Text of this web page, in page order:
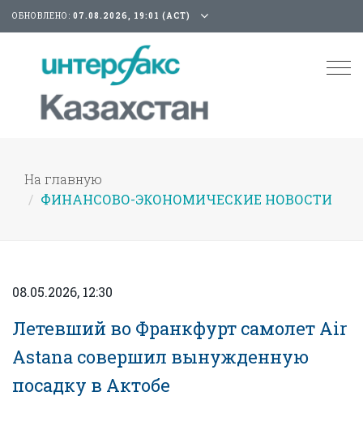
ОБНОВЛЕНО: 07.08.2026, 19:01 (АСТ)
На главную
ФИНАНСОВО-ЭКОНОМИЧЕСКИЕ НОВОСТИ
08.05.2026, 12:30
Летевший во Франкфурт самолет Air
Astana совершил вынужденную
посадку в Актобе